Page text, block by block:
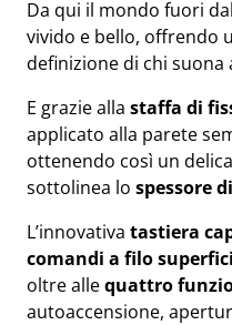
Da qui il mondo fuori
vivido e bello, offrendo
definizione di chi suona
E grazie alla staffa di
applicato alla parete
ottenendo così un
sottolinea lo spessore
L’innovativa tastiera
comandi a filo
oltre allequattro
autoaccensione,